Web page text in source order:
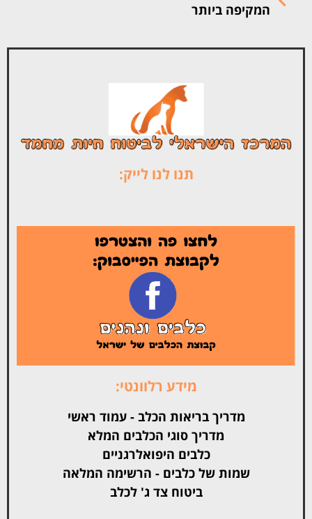
המקיפה ביותר
תנו לנו לייק:
מידע רלוונטי:
מדריך בריאות הכלב - עמוד ראשי
מדריך סוגי הכלבים המלא
כלבים היפואלרגניים
שמות של כלבים - הרשימה המלאה
ביטוח צד ג' לכלב